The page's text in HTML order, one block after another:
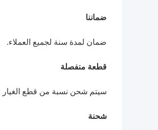
ضماننا
ضمان لمدة سنة لجميع العملاء.
قطعة منفصلة
سيتم شحن نسبة من قطع الغيار
شحنة